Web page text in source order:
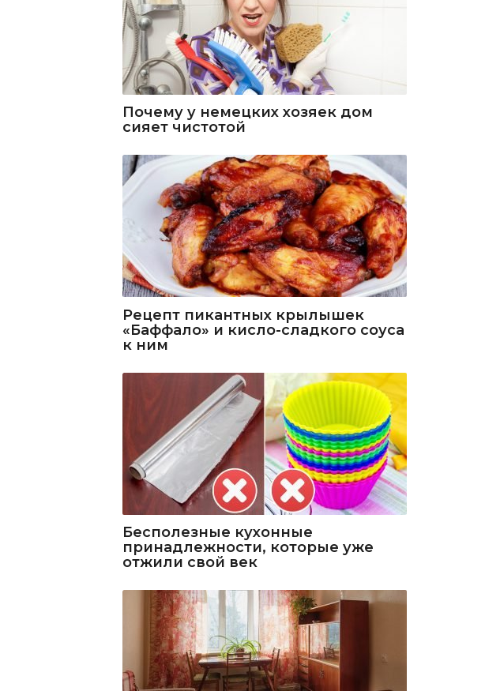
Почему у немецких хозяек дом
сияет чистотой
Рецепт пикантных крылышек
«Баффало» и кисло-сладкого соуса
к ним
Бесполезные кухонные
принадлежности, которые уже
отжили свой век